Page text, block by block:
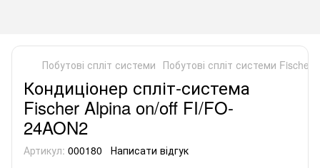
Побутові спліт системи Побутові спліт системи Fischer
Кондиціонер спліт-система
Fischer Alpina on/off FI/FO-
24AON2
Артикул: 000180 Написати відгук